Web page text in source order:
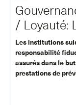
/ Loyauté:
Les institutions
responsabilité
assurés dans le
prestations de